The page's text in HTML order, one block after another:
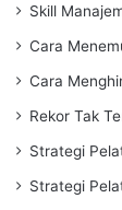
Skill
Cara
Cara
Rekor Tak
Strategi
Strategi